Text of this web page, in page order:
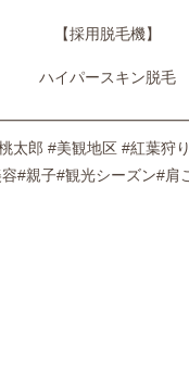
脱毛機】
スキン脱毛
太郎 #美観地区 #紅葉狩
#親子#観光シーズン#肩